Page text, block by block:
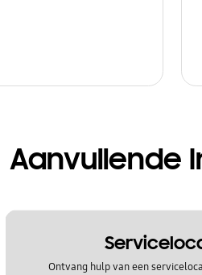
Aanvullende
Ontvang hulp van een